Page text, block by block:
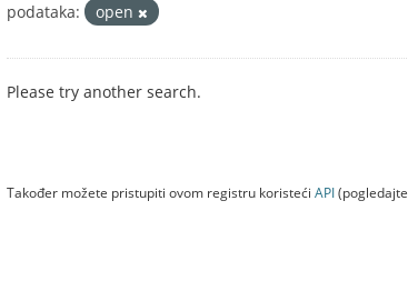
podataka:
open
Please try another search.
Također možete pristupiti ovom registru koristeći API(pogledajte